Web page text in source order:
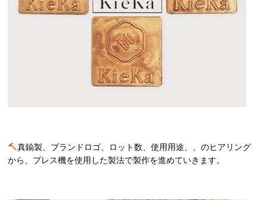
真鍮製、ブランドロゴ、ロット数、使用用途、、のヒアリング
から、プレス機を使用した製法で製作を進めていきます。